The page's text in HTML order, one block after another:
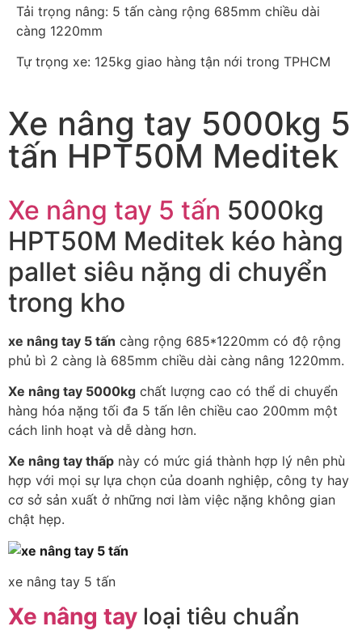
Tải trọng nâng: 5 tấn càng rộng 685mm chiều dài
càng 1220mm
Tự trọng xe: 125kg giao hàng tận nới trong TPHCM
Xe nâng tay 5000kg 5
tấn HPT50M Meditek
Xe nâng tay 5 tấn 5000kg
HPT50M Meditek kéo hàng
pallet siêu nặng di chuyển
trong kho
xe nâng tay 5 tấn càng rộng 685*1220mm có độ rộng
phủ bì 2 càng là 685mm chiều dài càng nâng 1220mm.
Xe nâng tay 5000kg chất lượng cao có thể di chuyển
hàng hóa nặng tối đa 5 tấn lên chiều cao 200mm một
cách linh hoạt và dễ dàng hơn.
Xe nâng tay thấp này có mức giá thành hợp lý nên phù
hợp với mọi sự lựa chọn của doanh nghiệp, công ty hay
cơ sở sản xuất ở những nơi làm việc nặng không gian
chật hẹp.
xe nâng tay 5 tấn
Xe nâng tay loại tiêu chuẩn